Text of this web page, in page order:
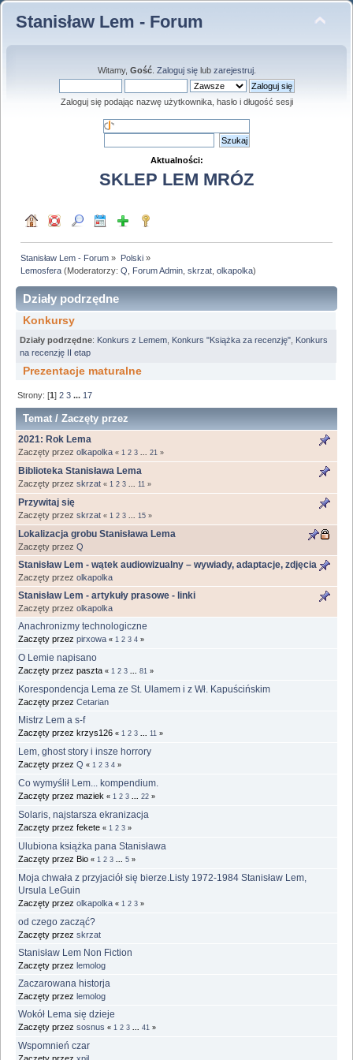
Stanisław Lem - Forum
Witamy, Gość. Zaloguj sięlub zarejestruj.
Zaloguj się podając nazwę użytkownika, hasło i długość sesji
Aktualności:
SKLEP LEM MRÓZ
Stanisław Lem - Forum » Polski»
Lemosfera (Moderatorzy:Q Forum Admin ,skrzat ,olkapolka)
Działy podrzędne
Konkursy
Działy podrzędne: Konkurs z Lemem Konkurs "Książka za recenzję" Konkurs
na recenzję II etap
Prezentacje maturalne
Strony: [1]2 3 ... 17
Temat/Zaczęty przez
2021: Rok Lema
Zaczęty przez olkapolka « 1 2 3 ... 21 »
Biblioteka Stanisława Lema
Zaczęty przez skrzat « 1 2 3 ... 11 »
Przywitaj się
Zaczęty przez skrzat « 1 2 3 ... 15 »
Lokalizacja grobu Stanisława Lema
Zaczęty przez Q
Stanisław Lem - wątek audiowizualny – wywiady, adaptacje, zdjęcia
Zaczęty przez olkapolka
Stanisław Lem - artykuły prasowe - linki
Zaczęty przez olkapolka
Anachronizmy technologiczne
Zaczęty przez pirxowa « 1 2 3 4 »
O Lemie napisano
Zaczęty przez paszta « 1 2 3 ... 81 »
Korespondencja Lema ze St. Ulamem i z Wł. Kapuścińskim
Zaczęty przez Cetarian
Mistrz Lem a s-f
Zaczęty przez krzys126 « 1 2 3 ... 11 »
Lem, ghost story i insze horrory
Zaczęty przez Q « 1 2 3 4 »
Co wymyślił Lem... kompendium.
Zaczęty przez maziek « 1 2 3 ... 22 »
Solaris, najstarsza ekranizacja
Zaczęty przez fekete « 1 2 3 »
Ulubiona książka pana Stanisława
Zaczęty przez Bio « 1 2 3 ... 5 »
Moja chwała z przyjaciół się bierze.Listy 1972-1984 Stanisław Lem,
Ursula LeGuin
Zaczęty przez olkapolka « 1 2 3 »
od czego zacząć?
Zaczęty przez skrzat
Stanisław Lem Non Fiction
Zaczęty przez lemolog
Zaczarowana historja
Zaczęty przez lemolog
Wokół Lema się dzieje
Zaczęty przez sosnus « 1 2 3 ... 41 »
Wspomnień czar